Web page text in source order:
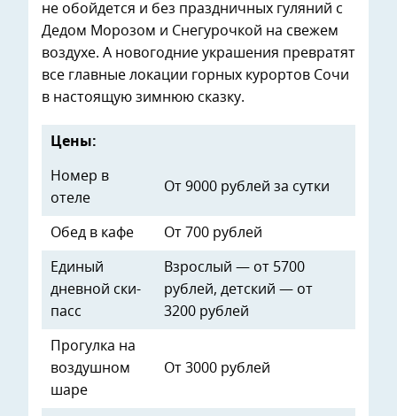
не обойдется и без праздничных гуляний с
Дедом Морозом и Снегурочкой на свежем
воздухе. А новогодние украшения превратят
все главные локации горных курортов Сочи
в настоящую зимнюю сказку.
Цены:
Номер в
отеле
От 9000 рублей за сутки
Обед в кафе От 700 рублей
Единый
дневной ски-
пасс
Взрослый — от 5700
рублей, детский — от
3200 рублей
Прогулка на
воздушном
шаре
От 3000 рублей